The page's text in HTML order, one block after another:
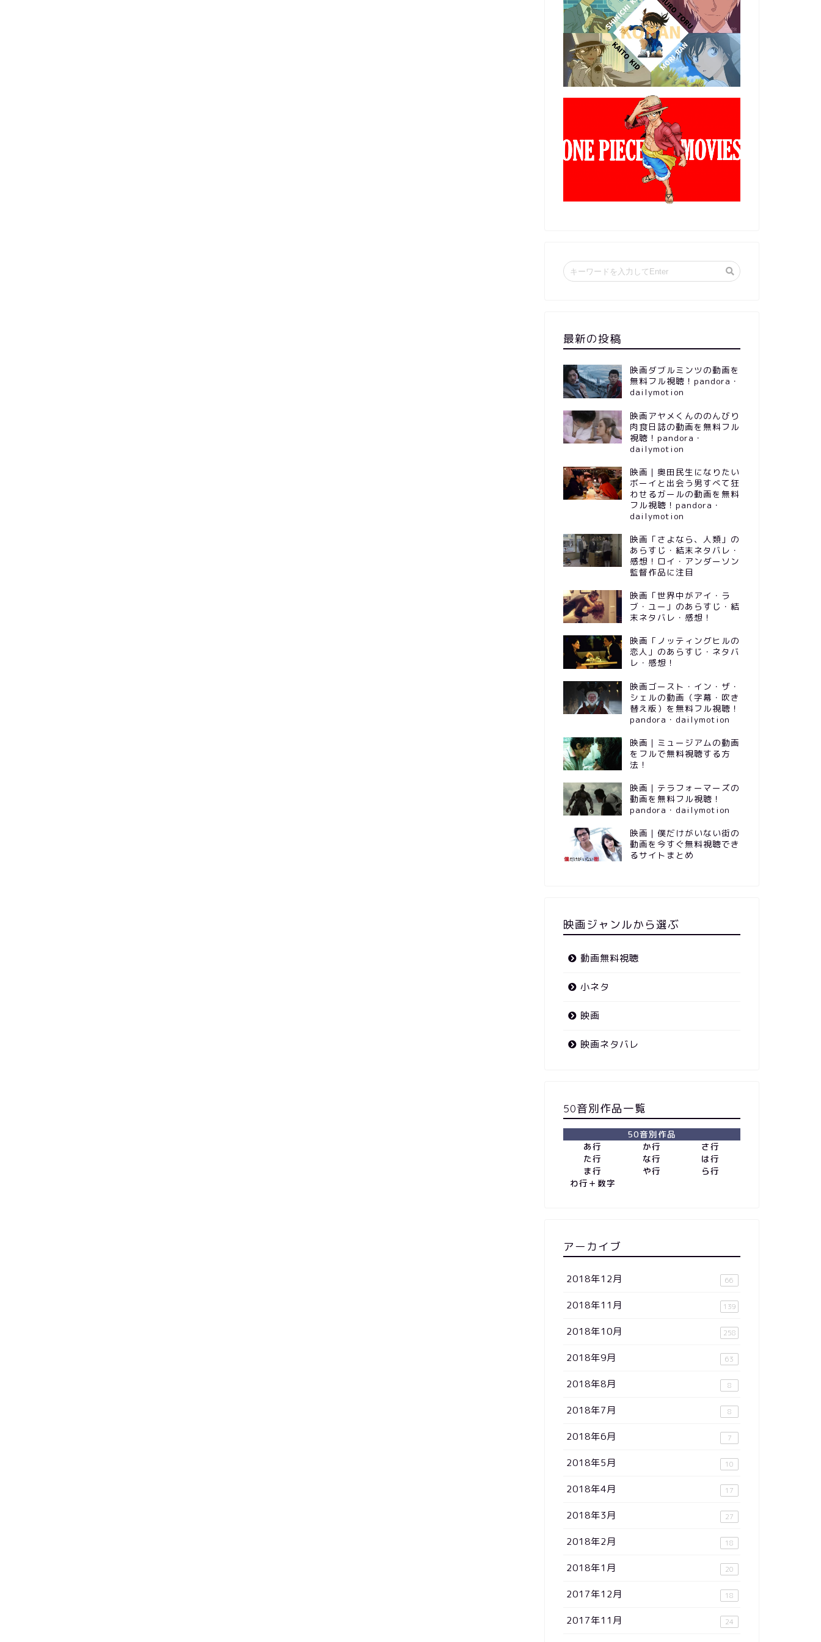
最新の投稿
映画ダブルミンツの動画を
無料フル視聴！pandora・
dailymotion
映画アヤメくんののんびり
肉食日誌の動画を無料フル
視聴！pandora・
dailymotion
映画｜奥田民生になりたい
ボーイと出会う男すべて狂
わせるガールの動画を無料
フル視聴！pandora・
dailymotion
映画「さよなら、人類」の
あらすじ・結末ネタバレ・
感想！ロイ・アンダーソン
監督作品に注目
映画「世界中がアイ・ラ
ブ・ユー」のあらすじ・結
末ネタバレ・感想！
映画「ノッティングヒルの
恋人」のあらすじ・ネタバ
レ・感想！
映画ゴースト・イン・ザ・
シェルの動画（字幕・吹き
替え版）を無料フル視聴！
pandora・dailymotion
映画｜ミュージアムの動画
をフルで無料視聴する方
法！
映画｜テラフォーマーズの
動画を無料フル視聴！
pandora・dailymotion
映画｜僕だけがいない街の
動画を今すぐ無料視聴でき
るサイトまとめ
映画ジャンルから選ぶ
動画無料視聴
小ネタ
映画
映画ネタバレ
50音別作品一覧
50音別作品
あ行
か行
さ行
た行
な行
は行
ま行
や行
ら行
わ行＋数字
アーカイブ
2018年12月 66
2018年11月 139
2018年10月 258
2018年9月 63
2018年8月 8
2018年7月 8
2018年6月 7
2018年5月 10
2018年4月 17
2018年3月 27
2018年2月 18
2018年1月 20
2017年12月 18
2017年11月 24